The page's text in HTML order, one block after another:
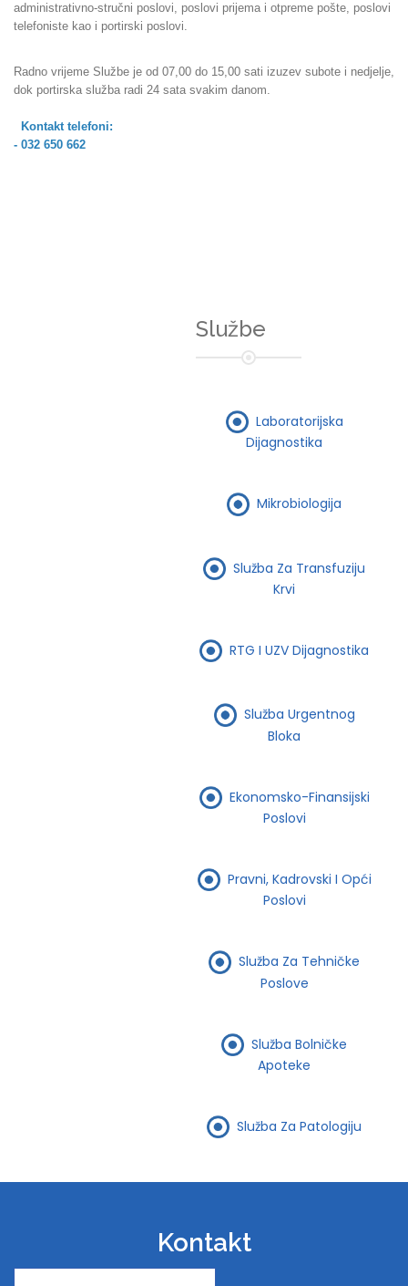
administrativno-stručni poslovi, poslovi prijema i otpreme pošte, poslovi
telefoniste kao i portirski poslovi.
Radno vrijeme Službe je od 07,00 do 15,00 sati izuzev subote i nedjelje,
dok portirska služba radi 24 sata svakim danom.
Kontakt telefoni:
- 032 650 662
Službe
Laboratorijska
Dijagnostika
Mikrobiologija
Služba Za Transfuziju
Krvi
RTG I UZV Dijagnostika
Služba Urgentnog
Bloka
Ekonomsko-Finansijski
Poslovi
Pravni, Kadrovski I Opći
Poslovi
Služba Za Tehničke
Poslove
Služba Bolničke
Apoteke
Služba Za Patologiju
Kontakt